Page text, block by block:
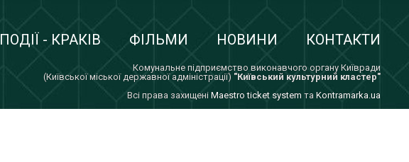
ПОДІЇ - КРАКІВ ФІЛЬМИ НОВИНИ КОНТАКТИ
Комунальне підприємство виконавчого органу Київради
(Київської міської державної адміністрації) "Київський культурний кластер"
Всi права захищенi Maestro ticket system та Kontramarka.ua